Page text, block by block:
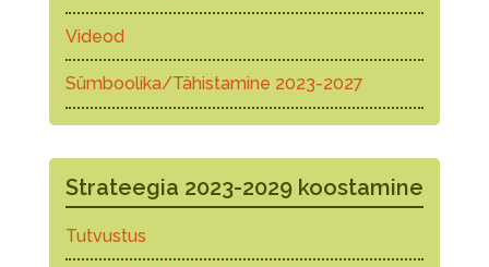
Videod
Sümboolika/Tähistamine 2023-2027
Strateegia 2023-2029 koostamine
Tutvustus